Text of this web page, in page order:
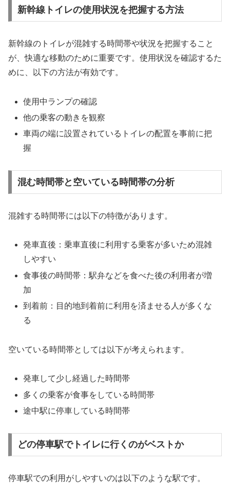
新幹線トイレの使用状況を把握する方法
新幹線のトイレが混雑する時間帯や状況を把握すること
が、快適な移動のために重要です。使用状況を確認するた
めに、以下の方法が有効です。
使用中ランプの確認
他の乗客の動きを観察
車両の端に設置されているトイレの配置を事前に把
握
混む時間帯と空いている時間帯の分析
混雑する時間帯には以下の特徴があります。
発車直後：乗車直後に利用する乗客が多いため混雑
しやすい
食事後の時間帯：駅弁などを食べた後の利用者が増
加
到着前：目的地到着前に利用を済ませる人が多くな
る
空いている時間帯としては以下が考えられます。
発車して少し経過した時間帯
多くの乗客が食事をしている時間帯
途中駅に停車している時間帯
どの停車駅でトイレに行くのがベストか
停車駅での利用がしやすいのは以下のような駅です。